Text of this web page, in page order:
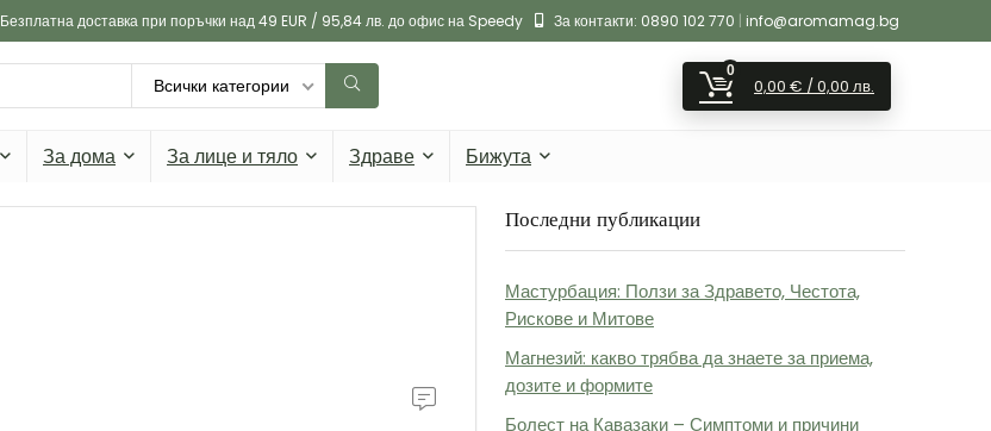
Безплатна доставка при поръчки над 49 EUR / 95,84 лв. до офис на Speedy За контакти: 0890 102 770 | info@aromamag.bg
Всички категории
0
0,00 € / 0,00 лв.
За дома За лице и тяло Здраве Бижута
Последни публикации
Мастурбация: Ползи за Здравето, Честота,
Рискове и Митове
Магнезий: какво трябва да знаете за приема,
дозите и формите
Болест на Кавазаки – Симптоми и причини